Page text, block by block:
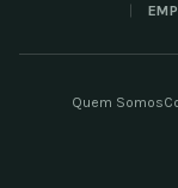
Quem Somos